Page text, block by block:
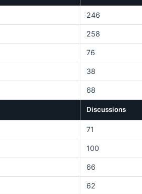
246
258
76
38
68
Discussions
71
100
66
62